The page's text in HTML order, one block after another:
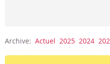
Archive: Actuel 2025 2024